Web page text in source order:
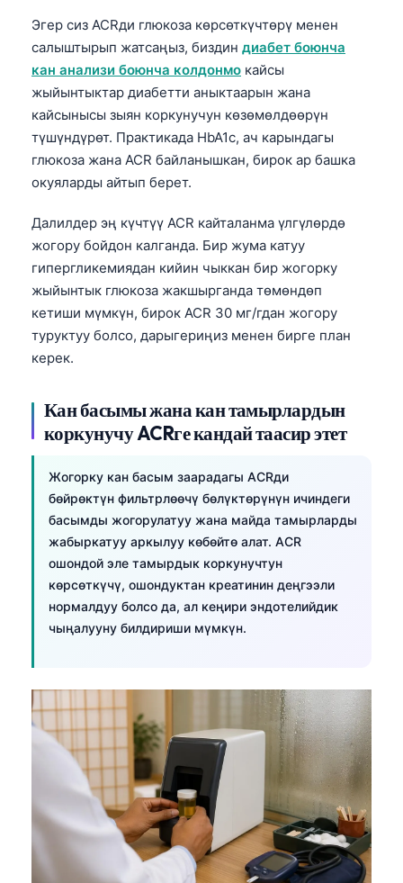
Эгер сиз ACRди глюкоза көрсөткүчтөрү менен
салыштырып жатсаңыз, биздин диабет боюнча
кан анализи боюнча колдонмо кайсы
жыйынтыктар диабетти аныктаарын жана
кайсынысы зыян коркунучун көзөмөлдөөрүн
түшүндүрөт. Практикада HbA1c, ач карындагы
глюкоза жана ACR байланышкан, бирок ар башка
окуяларды айтып берет.
Далилдер эң күчтүү ACR кайталанма үлгүлөрдө
жогору бойдон калганда. Бир жума катуу
гипергликемиядан кийин чыккан бир жогорку
жыйынтык глюкоза жакшырганда төмөндөп
кетиши мүмкүн, бирок ACR 30 мг/гдан жогору
туруктуу болсо, дарыгериңиз менен бирге план
керек.
Кан басымы жана кан тамырлардын
коркунучу ACRге кандай таасир этет
Жогорку кан басым заарадагы ACRди
бөйрөктүн фильтрлөөчү бөлүктөрүнүн ичиндеги
басымды жогорулатуу жана майда тамырларды
жабыркатуу аркылуу көбөйтө алат. ACR
ошондой эле тамырдык коркунучтун
көрсөткүчү, ошондуктан креатинин деңгээли
нормалдуу болсо да, ал кеңири эндотелийдик
чыңалууну билдириши мүмкүн.